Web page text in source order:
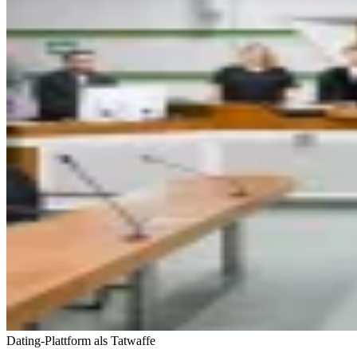
Dating-Plattform als Tatwaffe